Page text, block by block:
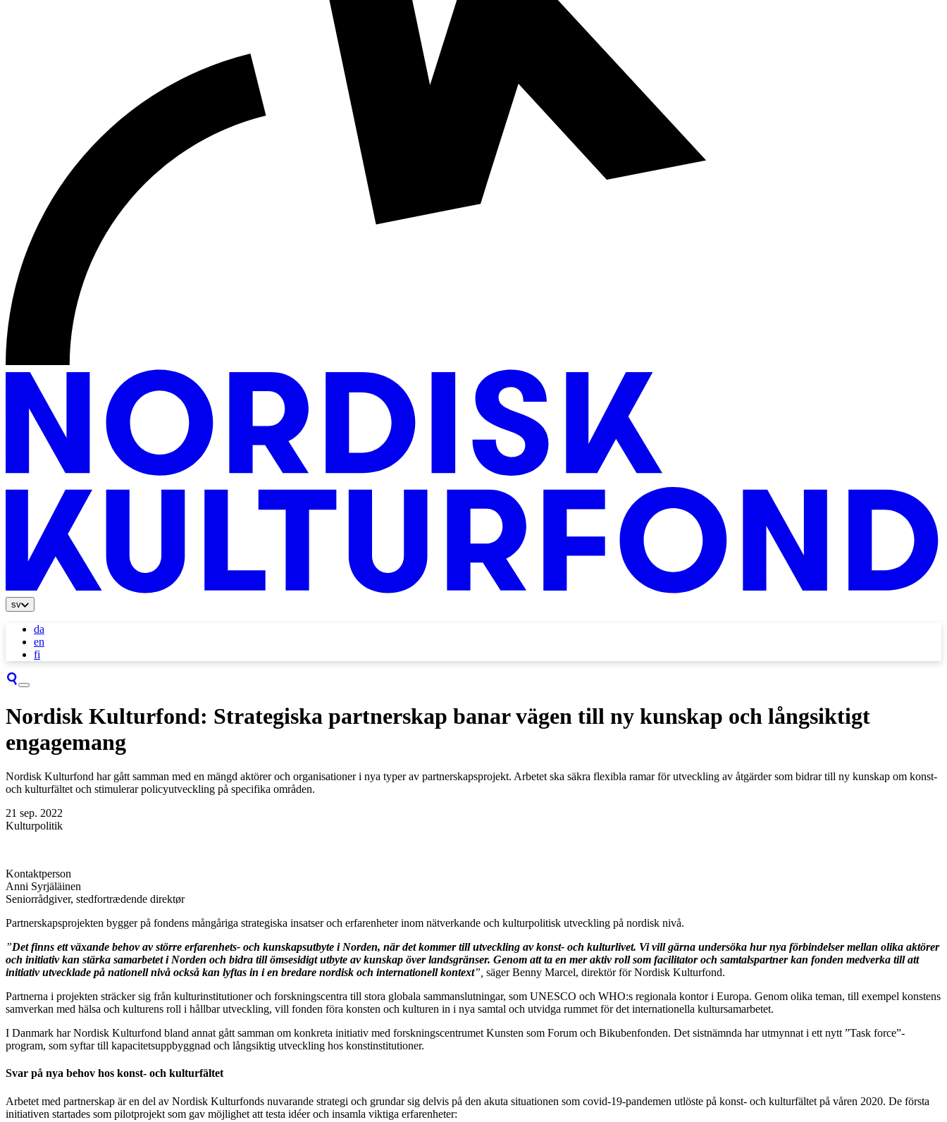
sv
da
en
fi
Nordisk Kulturfond: Strategiska partnerskap banar vägen till ny kunskap och långsiktigt
engagemang
Nordisk Kulturfond har gått samman med en mängd aktörer och organisationer i nya typer av partnerskapsprojekt. Arbetet ska säkra flexibla ramar för utveckling av åtgärder som bidrar till ny kunskap om konst-
och kulturfältet och stimulerar policyutveckling på specifika områden.
21 sep. 2022
Kulturpolitik
Kontaktperson
Anni Syrjäläinen
Seniorrådgiver, stedfortrædende direktør
Partnerskapsprojekten bygger på fondens mångåriga strategiska insatser och erfarenheter inom nätverkande och kulturpolitisk utveckling på nordisk nivå.
”Det finns ett växande behov av större erfarenhets- och kunskapsutbyte i Norden, när det kommer till utveckling av konst- och kulturlivet. Vi vill gärna undersöka hur nya förbindelser mellan olika aktörer
och initiativ kan stärka samarbetet i Norden och bidra till ömsesidigt utbyte av kunskap över landsgränser. Genom att ta en mer aktiv roll som facilitator och samtalspartner kan fonden medverka till att
initiativ utvecklade på nationell nivå också kan lyftas in i en bredare nordisk och internationell kontext”, säger Benny Marcel, direktör för Nordisk Kulturfond.
Partnerna i projekten sträcker sig från kulturinstitutioner och forskningscentra till stora globala sammanslutningar, som UNESCO och WHO:s regionala kontor i Europa. Genom olika teman, till exempel konstens
samverkan med hälsa och kulturens roll i hållbar utveckling, vill fonden föra konsten och kulturen in i nya samtal och utvidga rummet för det internationella kultursamarbetet.
I Danmark har Nordisk Kulturfond bland annat gått samman om konkreta initiativ med forskningscentrumet Kunsten som Forum och Bikubenfonden. Det sistnämnda har utmynnat i ett nytt ”Task force”-
program, som syftar till kapacitetsuppbyggnad och långsiktig utveckling hos konstinstitutioner.
Svar på nya behov hos konst- och kulturfältet
Arbetet med partnerskap är en del av Nordisk Kulturfonds nuvarande strategi och grundar sig delvis på den akuta situationen som covid-19-pandemen utlöste på konst- och kulturfältet på våren 2020. De första
initiativen startades som pilotprojekt som gav möjlighet att testa idéer och insamla viktiga erfarenheter: